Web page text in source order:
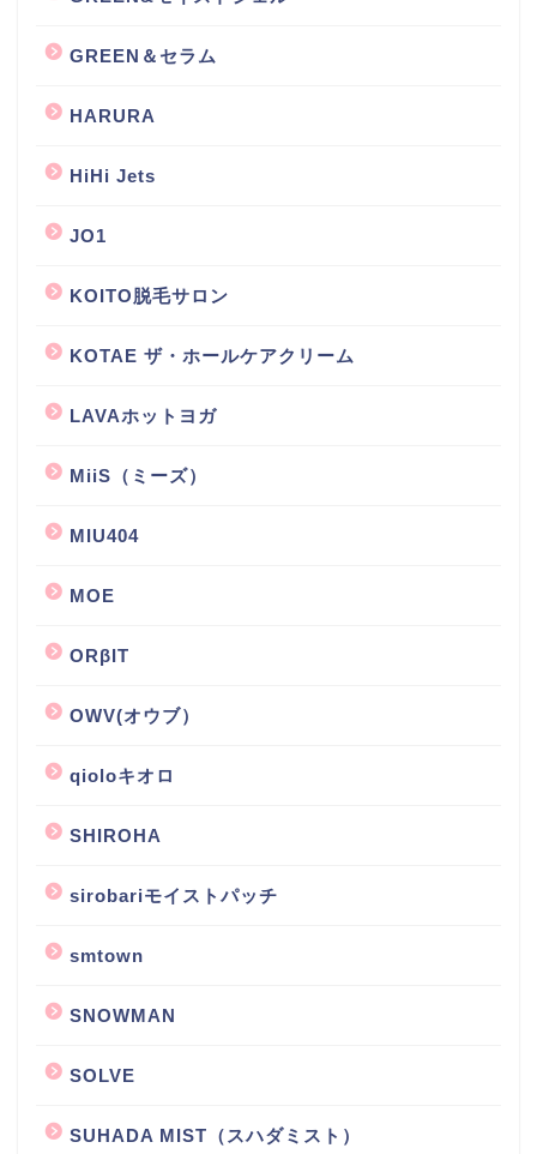
GREEN＆セラム
HARURA
HiHi Jets
JO1
KOITO脱毛サロン
KOTAE ザ・ホールケアクリーム
LAVAホットヨガ
MiiS（ミーズ）
MIU404
MOE
ORβIT
OWV(オウブ）
qioloキオロ
SHIROHA
sirobariモイストパッチ
smtown
SNOWMAN
SOLVE
SUHADA MIST（スハダミスト）